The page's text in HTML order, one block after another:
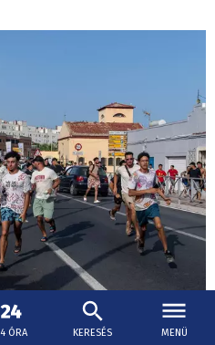
ÓRA KERESÉS MENÜ
- Kaliňák és Karas a